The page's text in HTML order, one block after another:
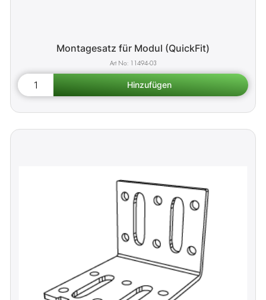
Montagesatz für Modul (QuickFit)
11494-03